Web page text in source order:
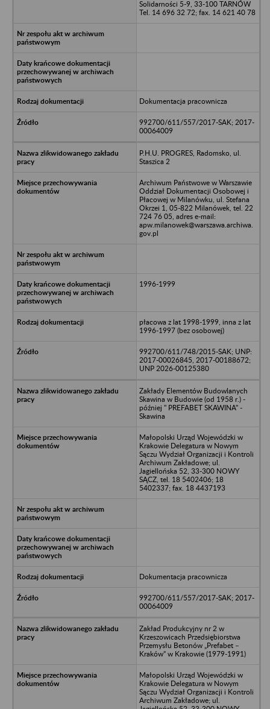
Solidarności 5-9, 33-100 TARNÓW
Tel. 14 696 32 72; fax. 14 621 40 78
Dokumentacja pracownicza
992700/611/557/2017-SAK; 2017-
00064009
P.H.U. PROGRES, Radomsko, ul.
Staszica 2
Archiwum Państwowe w Warszawie
Oddział Dokumentacji Osobowej i
Płacowej w Milanówku, ul. Stefana
Okrzei 1, 05-822 Milanówek, tel. 22
724 76 05, adres e-mail:
apw.milanowek@warszawa.archiwa.
gov.pl
1996-1999
płacowa z lat 1998-1999, inna z lat
1996-1997 (bez osobowej)
992700/611/748/2015-SAK; UNP:
2017-00026845, 2017-00188672;
UNP 2026-00125380
Zakłady Elementów Budowlanych
Skawina w Budowie (od 1958 r.) -
później " PREFABET SKAWINA" -
Skawina
Małopolski Urząd Wojewódzki w
Krakowie Delegatura w Nowym
Sączu Wydział Organizacji i Kontroli
Archiwum Zakładowe; ul.
Jagiellońska 52, 33-300 NOWY
SĄCZ, tel. 18 5402406; 18
5402337; fax. 18 4437193
Dokumentacja pracownicza
992700/611/557/2017-SAK; 2017-
00064009
Zakład Produkcyjny nr 2 w
Krzeszowicach Przedsiębiorstwa
Przemysłu Betonów „Prefabet –
Kraków” w Krakowie (1979-1991)
Małopolski Urząd Wojewódzki w
Krakowie Delegatura w Nowym
Sączu Wydział Organizacji i Kontroli
Archiwum Zakładowe; ul.